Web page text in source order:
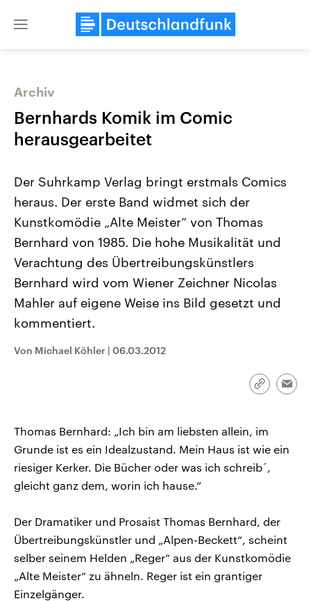
Close
Landtagswahl Sachsen-Anhalt
Alle Informationen
Sachsen-Anhalt wählt am 6.
September 2026 einen neuen
Landtag. Seit 2021 wird das
Bundesland von einer Koalition aus
CDU, SPD und FDP regiert.-
Umfragen, Prognosen,
und Hintergründe zu den Parteien
USA
Hintergründe
Wirtschaftlich und
gehören die Vereinigten
den mächtigsten Ländern
mit großem Einfluss auf
Sendungen Programm
Archiv
Bernhards Komik im Comic
herausgearbeitet
Der Suhrkamp Verlag bringt erstmals Comics
heraus. Der erste Band widmet sich der
Kunstkomödie „Alte Meister“ von Thomas
Bernhard von 1985. Die hohe Musikalität und
Verachtung des Übertreibungskünstlers
Bernhard wird vom Wiener Zeichner Nicolas
Mahler auf eigene Weise ins Bild gesetzt und
kommentiert.
Von Michael Köhler | 06.03.2012
Link
Thomas Bernhard: „Ich bin am liebsten allein, im
Grunde ist es ein Idealzustand. Mein Haus ist wie ein
riesiger Kerker. Die Bücher oder was ich schreib´,
gleicht ganz dem, worin ich hause.“
Der Dramatiker und Prosaist Thomas Bernhard, der
Übertreibungskünstler und „Alpen-Beckett“, scheint
selber seinem Helden „Reger“ aus der Kunstkomödie
„Alte Meister“ zu ähneln. Reger ist ein grantiger
Einzelgänger.